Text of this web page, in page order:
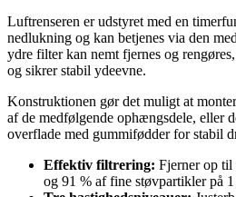
Luftrenseren er udstyret med en
nedlukning og kan betjenes via den
ydre filter kan nemt fjernes og
og sikrer stabil ydeevne.
Konstruktionen gør det muligt at
af de medfølgende ophængsdele, eller
overflade med gummifødder for stabil
Effektiv filtrering: Fjerner op
og 91 % af fine støvpartikler på